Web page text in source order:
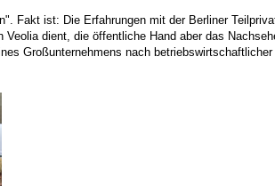
Fakt ist: Die Erfahrungen mit der Berliner
dient, die öffentliche Hand aber das
Großunternehmens nach